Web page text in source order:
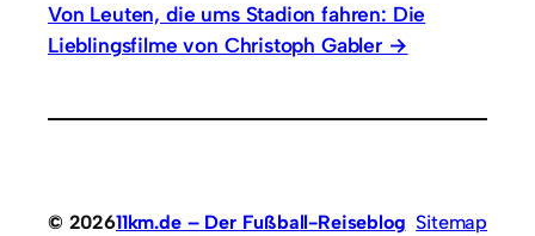
Von Leuten, die ums Stadion fahren: Die
Lieblingsfilme von Christoph Gabler
© 202611km.de – Der Fußball-Reiseblog Sitemap